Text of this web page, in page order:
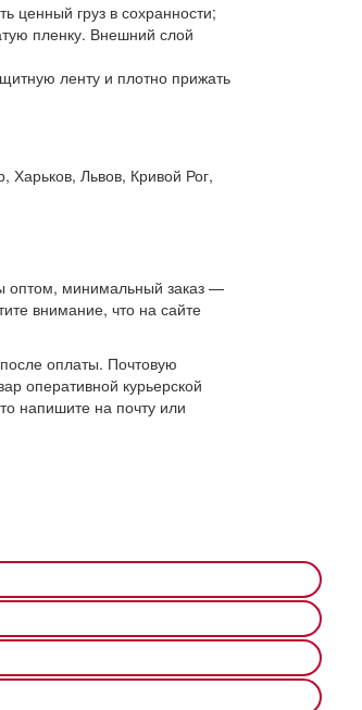
ценный груз в сохранности;
пленку. Внешний слой
ленту и плотно прижать
Харьков, Львов, Кривой Рог,
оптом, минимальный заказ —
внимание, что на сайте
после оплаты. Почтовую
оперативной курьерской
напишите на почту или